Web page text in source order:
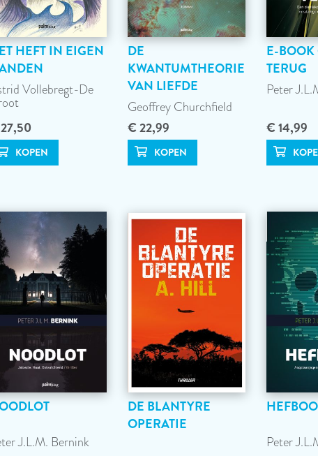
HEFT IN EIGEN
Vollebregt-De
DE
KWANTUMTHEORIE
VAN LIEFDE
Geoffrey Churchfield
€ 22,99
E-BOOK
TERUG
Peter
€ 14,99
J.L.M. Bernink
DE BLANTYRE
OPERATIE
Peter